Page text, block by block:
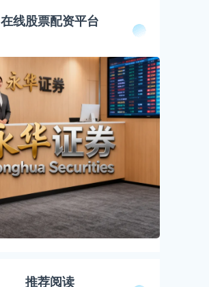
在线股票配资平台
推荐阅读